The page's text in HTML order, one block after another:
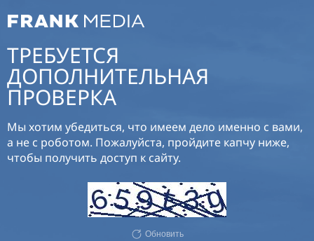
ТРЕБУЕТСЯ
ДОПОЛНИТЕЛЬНАЯ
ПРОВЕРКА
Мы хотим убедиться, что имеем дело именно с вами,
а не с роботом. Пожалуйста, пройдите капчу ниже,
чтобы получить доступ к сайту.
Обновить